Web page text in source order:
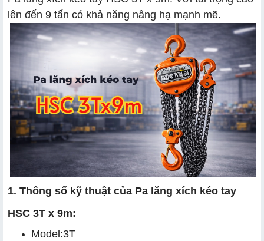
lên đến 9 tấn có khả năng nâng hạ mạnh mẽ.
1. Thông số kỹ thuật của Pa lăng xích kéo tay
HSC 3T x 9m:
Model:3T